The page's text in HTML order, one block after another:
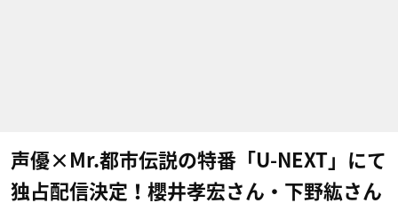
声優×Mr.都市伝説の特番「U-NEXT」にて
独占配信決定！櫻井孝宏さん・下野紘さん